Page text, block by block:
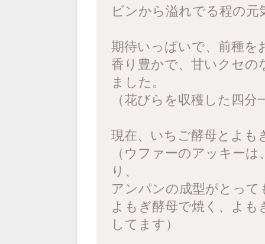
ビンから溢れでる程の元
期待いっぱいで、前種を
香り豊かで、甘いクセ
ました。
（花びらを収穫した四
現在、いちご酵母とよも
（ウファーのアッキー
り、
アンパンの成型がとって
よもぎ酵母で焼く、よも
してます）